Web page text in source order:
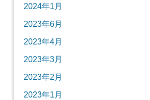
2024年1月
2023年6月
2023年4月
2023年3月
2023年2月
2023年1月